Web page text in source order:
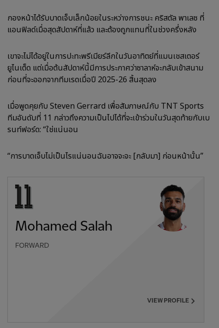
กองหน้าได้รับบาดเจ็บเล็กน้อยในระหว่างการชนะ คริสตัล พาเลซ ที่
แอนฟิลด์เมื่อสุดสัปดาห์ที่แล้ว และต้องถูกแทนที่ในช่วงครึ่งหลัง
เขาจะไม่ได้อยู่ในการปะทะพรีเมียร์ลีกในวันอาทิตย์ที่แมนเชสเตอร์
ยูไนเต็ด แต่เมื่อต้นสัปดาห์นี้มีการประกาศว่าซาลาห์จะกลับเข้าสนาม
ก่อนที่จะออกจากทีมเรดเมื่อปี 2025-26 สิ้นสุดลง
เมื่อพูดคุยกับ Steven Gerrard เพื่อสัมภาษณ์กับ TNT Sports
ทีมอันดับที่ 11 กล่าวถึงความเป็นไปได้ที่จะเข้าร่วมในวันสุดท้ายกับเบ
รนท์ฟอร์ด: “ใช่แน่นอน
“การบาดเจ็บไม่เป็นไรแน่นอนฉันอาจจะจะ [กลับมา] ก่อนหน้านั้น”
Mohamed Salah
FORWARD
VIEW PROFILE